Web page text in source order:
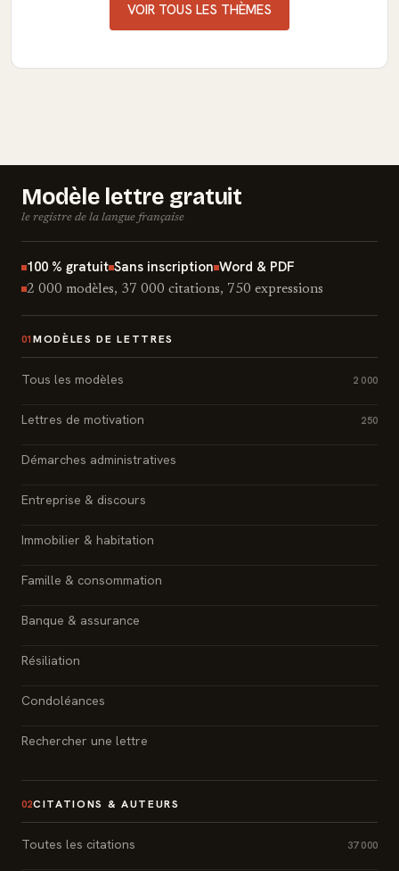
VOIR TOUS LES THÈMES
Modèle lettre gratuit
le registre de la langue française
100 % gratuit Sans inscription Word & PDF
2 000 modèles, 37 000 citations, 750 expressions
01 MODÈLES DE LETTRES
Tous les modèles 2 000
Lettres de motivation 250
Démarches administratives
Entreprise & discours
Immobilier & habitation
Famille & consommation
Banque & assurance
Résiliation
Condoléances
Rechercher une lettre
02CITATIONS & AUTEURS
Toutes les citations 37 000